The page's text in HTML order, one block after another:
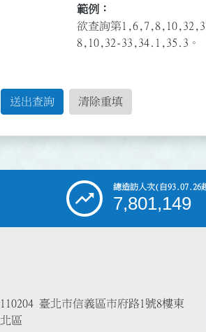
範例：
欲查詢第
8,10,32-33,34.1,35.3。
送出查詢 清除重填
總造訪人次(自93.07.26
7,801,149
110204 臺北市信義區市府路1號8樓東
北區